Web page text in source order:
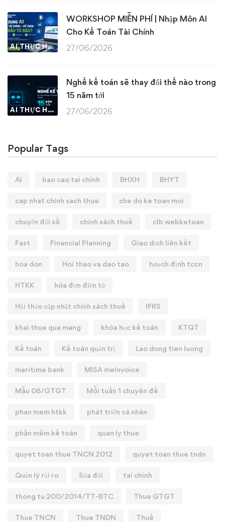
AI THỰC HÀNH
WORKSHOP MIỄN PHÍ | Nhập Môn AI
Cho Kế Toán Tài Chính
27/06/2026
AI THỰC HÀNH
Nghề kế toán sẽ thay đổi thế nào trong
15 năm tới
27/06/2026
Popular Tags
AI bao cao tai chinh BHXH BHYT
cap nhat chinh sach thue che do ke toan moi
chuyển đổi số chính sách thuế clb webketoan
Fast Financial Planning Giao dịch liên kết
hoa don Hoi thao va dao tao hoạch định tccn
HTKK hóa đơn điện tử
Hội thảo cập nhật chính sách thuế IFRS
khai thue qua mang khóa học kế toán KTQT
Kế toán Kế toán quản trị Lao dong tien luong
maritime bank MISA meInvoice
Mẫu 06/GTGT Mỗi tuần 1 chuyên đề
phan mem htkk phát triển cá nhân
phần mềm kế toán quan ly thue
quyet toan thue TNCN 2012 quyet toan thue tndn
Quản lý rủi ro Sửa đổi tai chinh
thong tu 200/2014/TT-BTC Thue GTGT
Thue TNCN Thue TNDN Thuế